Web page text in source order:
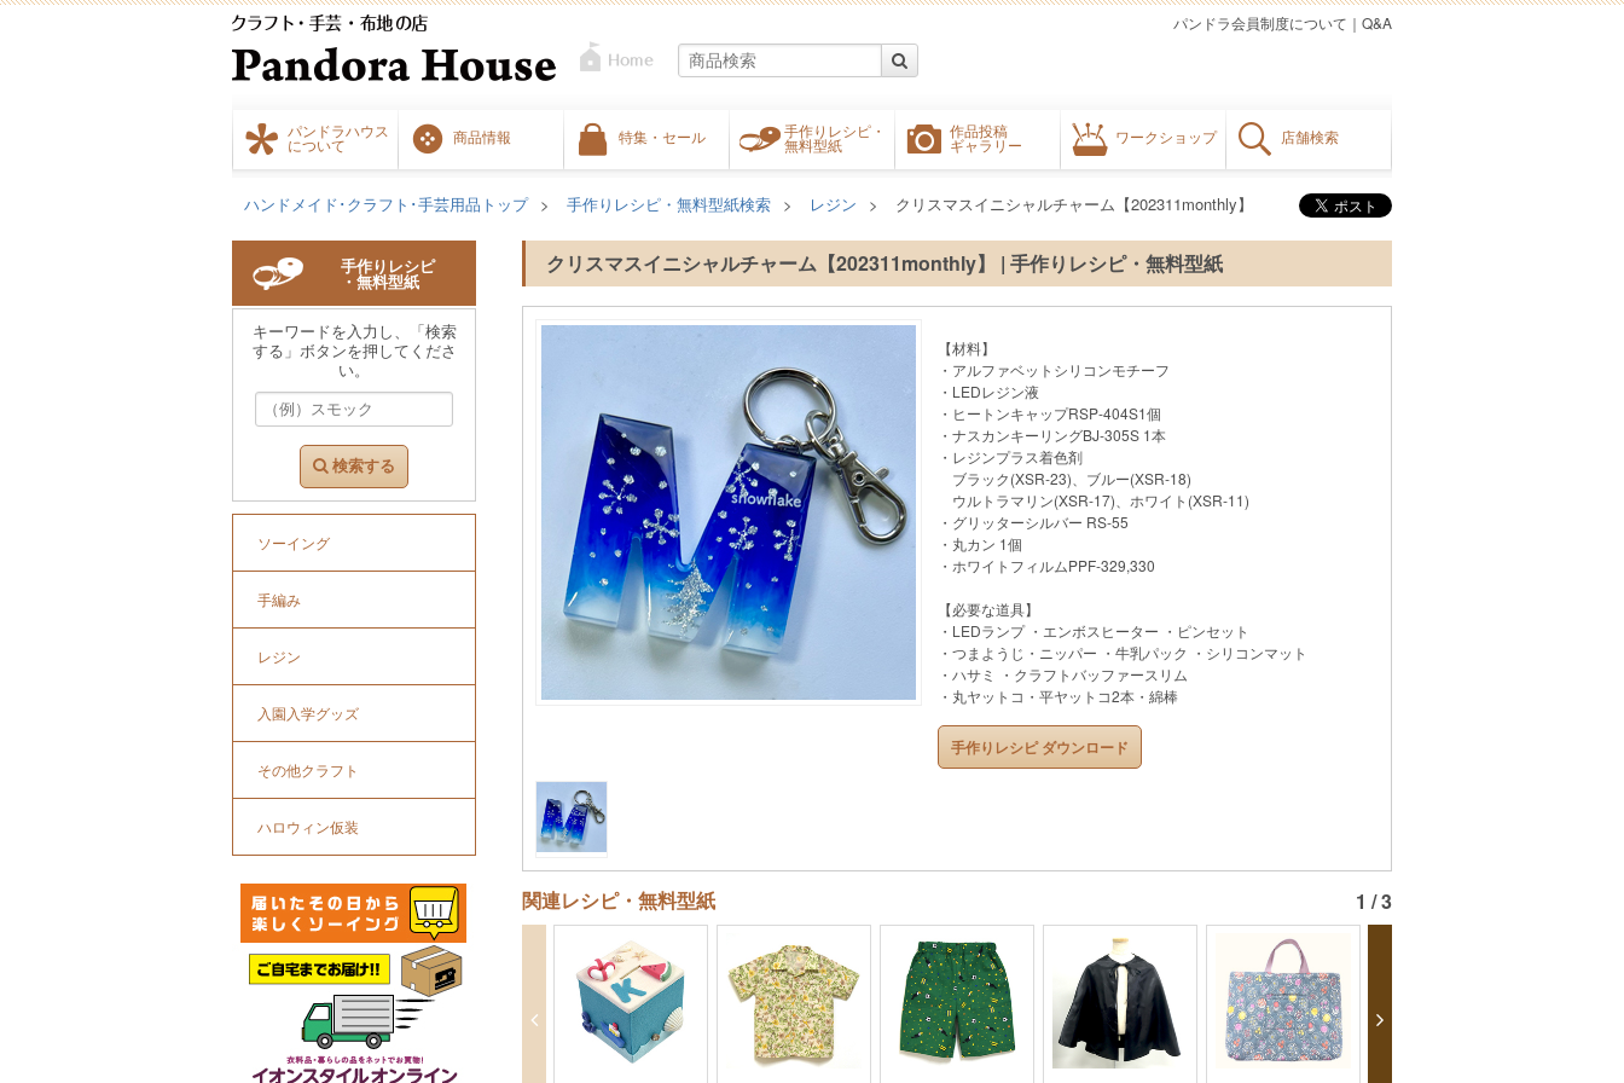
パンドラハウス
について
商品情報 特集・セール
手作りレシピ・
無料型紙
作品投稿
ギャラリー
ワークショップ 店舗検索
Q&A
｜
パンドラ会員制度について
ハンドメイド･クラフト･手芸用品トップ 手作りレシピ・無料型紙検索 レジン クリスマスイニシャルチャーム【202311monthly】
クリスマスイニシャルチャーム【202311monthly】 | 手作りレシピ・無料型紙
【材料】
・アルファベットシリコンモチーフ
・LEDレジン液
・ヒートンキャップRSP‐404S1個
・ナスカンキーリングBJ‐305S 1本
・レジンプラス着色剤
ブラック(XSR‐23)、ブルー(XSR‐18)
ウルトラマリン(XSR‐17)、ホワイト(XSR‐11)
・グリッターシルバー RS‐55
・丸カン 1個
・ホワイトフィルムPPF‐329,330
【必要な道具】
・LEDランプ ・エンボスヒーター ・ピンセット
・つまようじ・ニッパー ・牛乳パック ・シリコンマット
・ハサミ ・クラフトバッファースリム
・丸ヤットコ・平ヤットコ2本・綿棒
手作りレシピ ダウンロード
関連レシピ・無料型紙 1 / 3
手作りレシピ
・無料型紙
キーワードを入力し、「検索
する」ボタンを押してくださ
い。
検索する
ソーイング
手編み
レジン
入園入学グッズ
その他クラフト
ハロウィン仮装